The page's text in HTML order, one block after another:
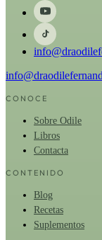
CONOCE
Sobre Odile
Libros
Contacta
CONTENIDO
Blog
Recetas
Suplementos